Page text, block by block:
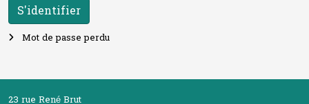
S'identifier
Mot de passe perdu
23 rue René Brut